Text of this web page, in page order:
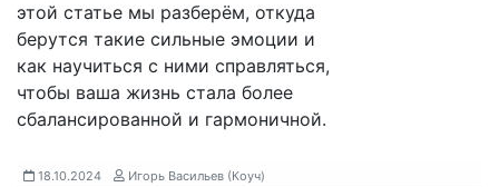
этой статье мы разберём, откуда
берутся такие сильные эмоции и
как научиться с ними справляться,
чтобы ваша жизнь стала более
сбалансированной и гармоничной.
18.10.2024 Игорь Васильев (Коуч)